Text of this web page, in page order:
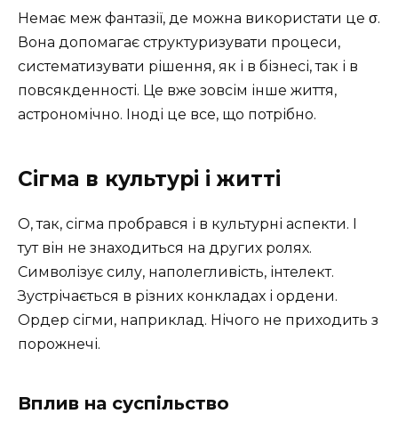
Немає меж фантазії, де можна використати це σ.
Вона допомагає структуризувати процеси,
систематизувати рішення, як і в бізнесі, так і в
повсякденності. Це вже зовсім інше життя,
астрономічно. Іноді це все, що потрібно.
Сігма в культурі і житті
О, так, сігма пробрався і в культурні аспекти. І
тут він не знаходиться на других ролях.
Символізує силу, наполегливість, інтелект.
Зустрічається в різних конкладах і ордени.
Ордер сігми, наприклад. Нічого не приходить з
порожнечі.
Вплив на суспільство